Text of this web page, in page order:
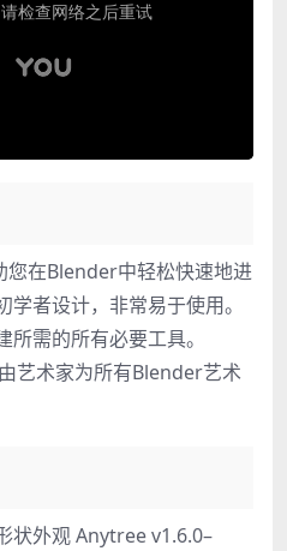
在Blender中轻松快速地进
者设计，非常易于使用。
需的所有必要工具。
艺术家为所有Blender艺术
状外观 Anytree v1.6.0–